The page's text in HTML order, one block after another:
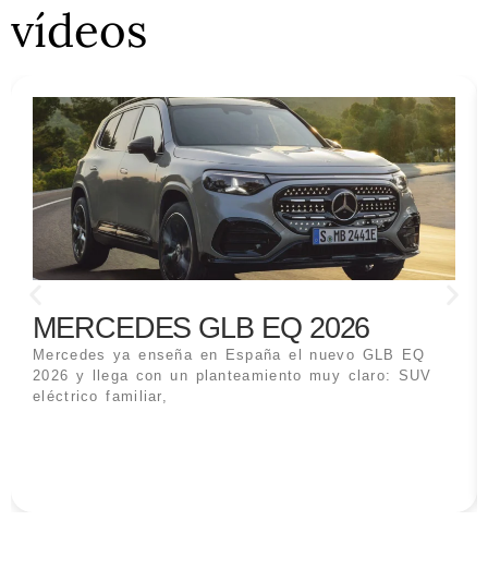
vídeos
MERCEDES GLB EQ 2026
Mercedes ya enseña en España el nuevo GLB EQ
2026 y llega con un planteamiento muy claro: SUV
eléctrico familiar,